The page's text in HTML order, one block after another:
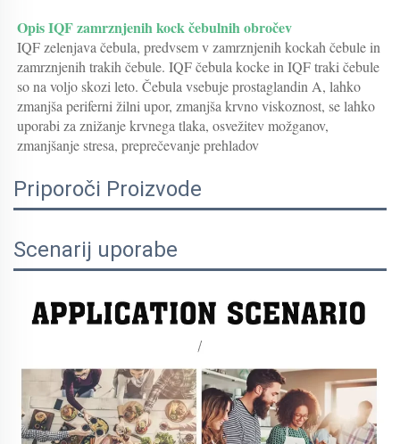
Opis IQF zamrznjenih kock čebulnih obročev
IQF zelenjava čebula, predvsem v zamrznjenih kockah čebule in
zamrznjenih trakih čebule. IQF čebula kocke in IQF traki čebule
so na voljo skozi leto. Čebula vsebuje prostaglandin A, lahko
zmanjša periferni žilni upor, zmanjša krvno viskoznost, se lahko
uporabi za znižanje krvnega tlaka, osvežitev možganov,
zmanjšanje stresa, preprečevanje prehladov
Priporoči Proizvode
Scenarij uporabe